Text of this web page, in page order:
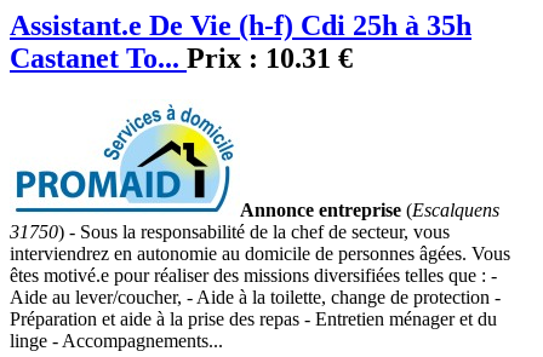
Assistant.e De Vie (h-f) Cdi 25h à 35h
Castanet To... Prix : 10.31 €
Annonce entreprise (Escalquens
31750) - Sous la responsabilité de la chef de secteur, vous
interviendrez en autonomie au domicile de personnes âgées. Vous
êtes motivé.e pour réaliser des missions diversifiées telles que : -
Aide au lever/coucher, - Aide à la toilette, change de protection -
Préparation et aide à la prise des repas - Entretien ménager et du
linge - Accompagnements...